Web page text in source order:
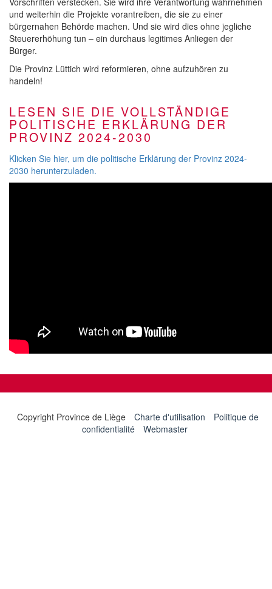
und weiterhin die Projekte vorantreiben, die sie zu einer
bürgernahen Behörde machen. Und sie wird dies ohne jegliche
Steuererhöhung tun – ein durchaus legitimes Anliegen der
Bürger.
Die Provinz Lüttich wird reformieren, ohne aufzuhören zu
handeln!
LESEN SIE DIE VOLLSTÄNDIGE
POLITISCHE ERKLÄRUNG DER
PROVINZ 2024-2030
Klicken Sie hier, um die politische Erklärung der Provinz 2024-
2030 herunterzuladen.
Copyright Province de Liège Charte d'utilisation
Politique de
confidentialité
Webmaster